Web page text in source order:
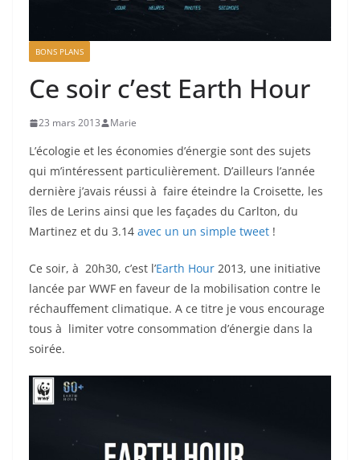
BONS PLANS
Ce soir c’est Earth Hour
23 mars 2013 Marie
L’écologie et les économies d’énergie sont des sujets
qui m’intéressent particulièrement. D’ailleurs l’année
dernière j’avais réussi à faire éteindre la Croisette, les
îles de Lerins ainsi que les façades du Carlton, du
Martinez et du 3.14 avec un un simple tweet !
Ce soir, à 20h30, c’est l’Earth Hour 2013, une initiative
lancée par WWF en faveur de la mobilisation contre le
réchauffement climatique. A ce titre je vous encourage
tous à limiter votre consommation d’énergie dans la
soirée.